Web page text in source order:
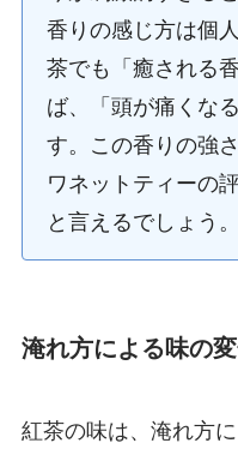
香りの感じ方は個
茶でも「癒される
ば、「頭が痛くな
す。この香りの強
ワネットティーの
と言えるでしょう。
淹れ方による味の
紅茶の味は、淹れ方